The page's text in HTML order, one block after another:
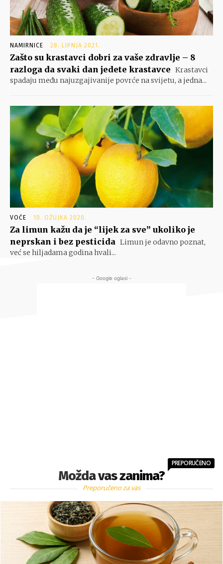
NAMIRNICE 28. LIPNJA 2021.
Zašto su krastavci dobri za vaše zdravlje – 8
razloga da svaki dan jedete krastavce Krastavci
spadaju među najuzgajivanije povrće na svijetu, a jedna...
VOĆE 10. OŽUJKA 2020.
Za limun kažu da je “lijek za sve” ukoliko je
neprskan i bez pesticida Limun je odavno poznat,
već se hiljadama godina hvali...
- Google oglasi -
Možda vas zanima?
PREPORUČENO
Preporučeno za vas